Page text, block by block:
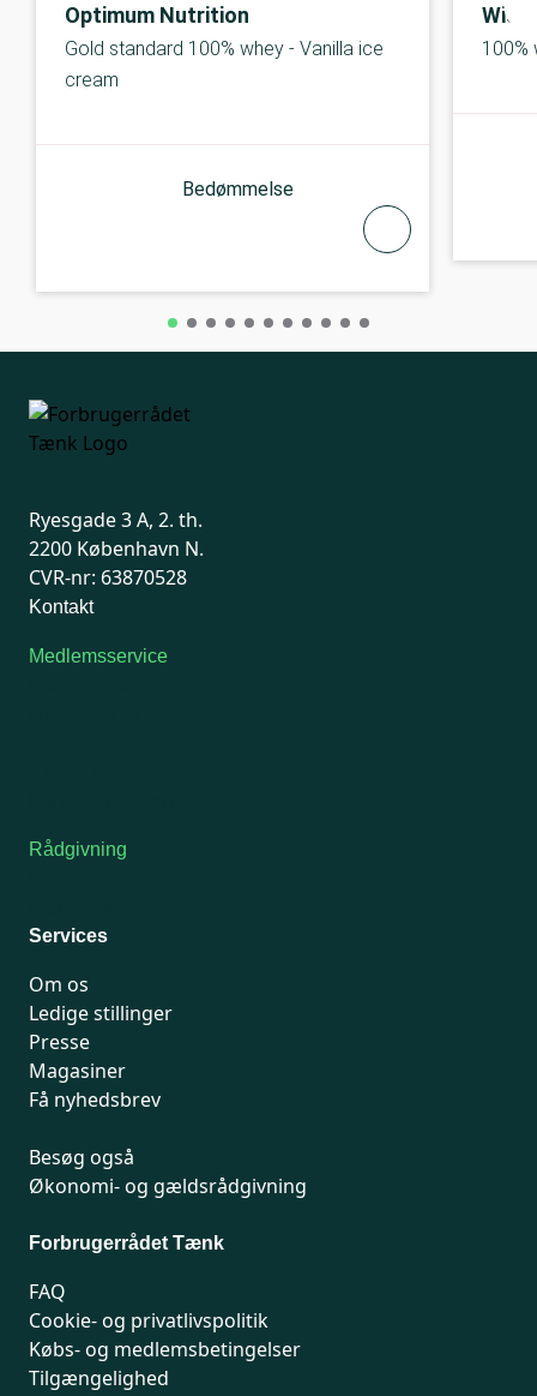
Optimum Nutrition
Gold standard 100% whey - Vanilla ice
cream
Bedømmelse
100%
Ryesgade 3 A, 2. th.
2200 København N.
CVR-nr: 63870528
Kontakt
Medlemsservice
Rådgivning
Services
Om os
Ledige stillinger
Presse
Magasiner
Få nyhedsbrev
Besøg også
Økonomi- og gældsrådgivning
Forbrugerrådet Tænk
FAQ
Cookie- og privatlivspolitik
Købs- og medlemsbetingelser
Tilgængelighed